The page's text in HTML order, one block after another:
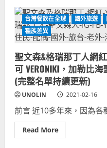
孩。
完
整
名
單
持
更
新
正
妹
MAGGIE、
JOY、
WING。
港
YTER
名
單
持
續
更
港
人
網
紅
YOUTUBER
台
灣
4：
TOYZ
劉
偉
健、
依
糕
EAGLE、
活、
GARRICK、
台灣餐飲在全球 國外旅遊
種族差異
聖文森&格瑞那丁人網
可 VERONIKI，加勒比
(完整名單持續更新)
UNOLIN 2021-02-16
前言 近10多年來，因為各
Read MoreRead
more